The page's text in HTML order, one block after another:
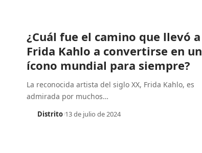
¿Cuál fue el camino que llevó a
Frida Kahlo a convertirse en un
ícono mundial para siempre?
La reconocida artista del siglo XX, Frida Kahlo, es
admirada por muchos…
Distrito 13 de julio de 2024